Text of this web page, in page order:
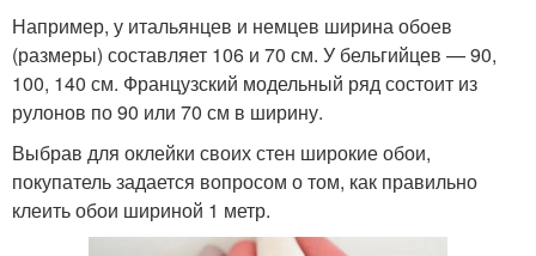
Например, у итальянцев и немцев ширина обоев
(размеры) составляет 106 и 70 см. У бельгийцев — 90,
100, 140 см. Французский модельный ряд состоит из
рулонов по 90 или 70 см в ширину.
Выбрав для оклейки своих стен широкие обои,
покупатель задается вопросом о том, как правильно
клеить обои шириной 1 метр.